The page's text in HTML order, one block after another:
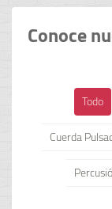
Conoce
Todo
Cuerda